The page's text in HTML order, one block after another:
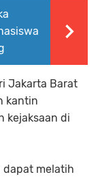
Jakarta Barat
kantin
kejaksaan di
dapat melatih